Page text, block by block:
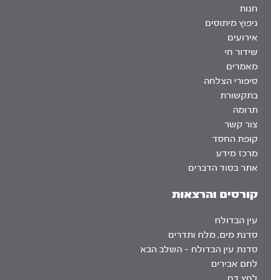
חנות
ניפוץ מיתוסים
אירועים
שידור חי
מאמרים
סיפורי הצלחה
בתקשורת
תרומה
צור קשר
קופת החסד
מרכז מידע
אתר בסוד הדברים
קורסים והרצאות
עין הבדולח
סדנת מים, מלח ותדרים
סדנת עין הבדולח – השלב הבא
לחם אבירים